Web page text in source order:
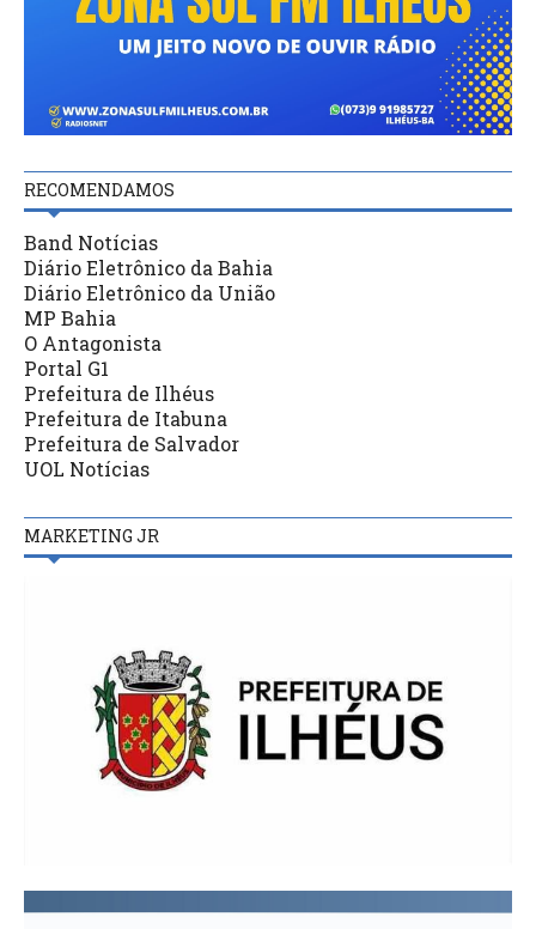
RECOMENDAMOS
Band Notícias
Diário Eletrônico da Bahia
Diário Eletrônico da União
MP Bahia
O Antagonista
Portal G1
Prefeitura de Ilhéus
Prefeitura de Itabuna
Prefeitura de Salvador
UOL Notícias
MARKETING JR